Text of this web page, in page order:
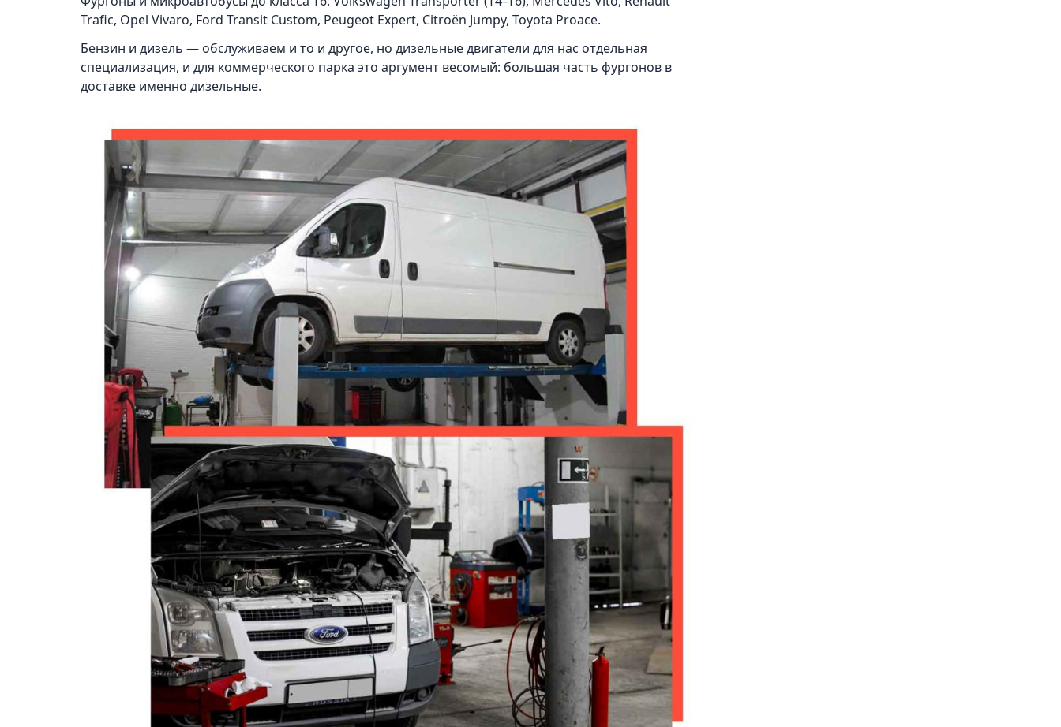
Trafic, Opel Vivaro, Ford Transit Custom, Peugeot Expert, Citroën Jumpy, Toyota Proace.
Бензин и дизель — обслуживаем и то и другое, но дизельные двигатели для нас отдельная
специализация, и для коммерческого парка это аргумент весомый: большая часть фургонов в
доставке именно дизельные.